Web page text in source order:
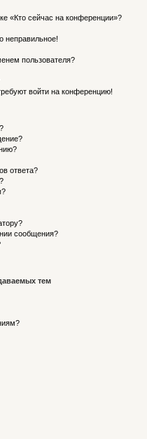
«Кто сейчас на конференции»?
неправильное!
пользователя?
войти на конференцию!
ответа?
сообщения?
тем